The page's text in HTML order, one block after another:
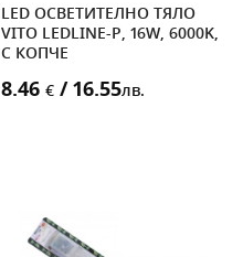
LED ОСВЕТИТЕЛНО ТЯЛО
VITO LEDLINE-P, 16W, 6000K,
С КОПЧЕ
8.46 € / 16.55лв.